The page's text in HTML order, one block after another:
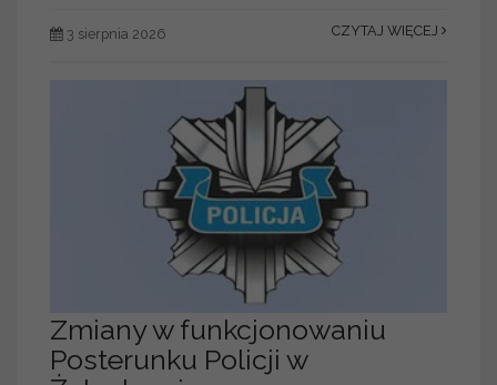
3 sierpnia 2026 CZYTAJ WIĘCEJ
Zmiany w funkcjonowaniu
Posterunku Policji w